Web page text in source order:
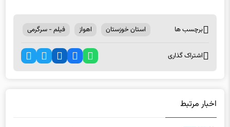
برچسب ها استان خوزستان اهواز فیلم - سرگرمی
اشتراک گذاری
اخبار مرتبط